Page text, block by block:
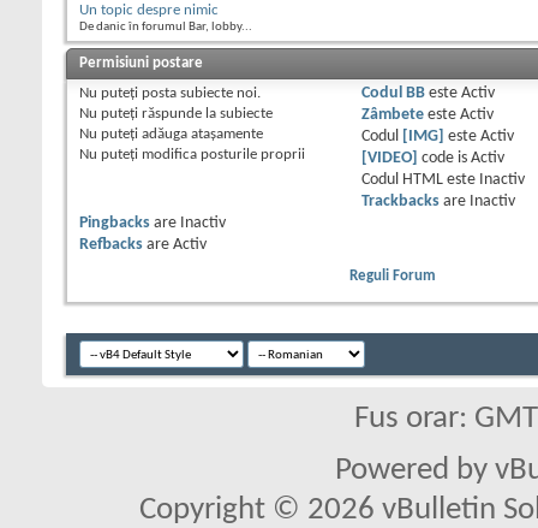
Un topic despre nimic
De danic în forumul Bar, lobby...
Permisiuni postare
Nu puteţi posta subiecte noi.
Nu puteţi răspunde la subiecte
Nu puteţi adăuga ataşamente
Nu puteţi modifica posturile proprii
Codul BBeste Activ
Zâmbeteeste Activ
Codul
[IMG] este Activ
[VIDEO] code is Activ
Codul HTML este
Inactiv
Trackbacksare
Inactiv
Pingbacks are
Inactiv
Refbacks are Activ
Reguli Forum
Fus orar:
Powered by
Copyright © 2026 vBulletin